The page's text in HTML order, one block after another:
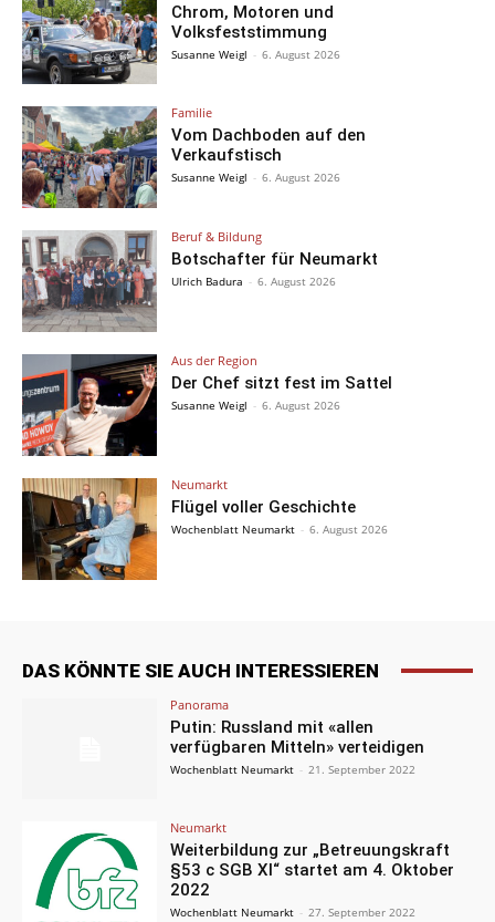
Chrom, Motoren und
Volksfeststimmung
Susanne Weigl - 6. August 2026
Familie
Vom Dachboden auf den
Verkaufstisch
Susanne Weigl - 6. August 2026
Beruf & Bildung
Botschafter für Neumarkt
Ulrich Badura - 6. August 2026
Aus der Region
Der Chef sitzt fest im Sattel
Susanne Weigl - 6. August 2026
Neumarkt
Flügel voller Geschichte
Wochenblatt Neumarkt - 6. August 2026
DAS KÖNNTE SIE AUCH INTERESSIEREN
Panorama
Putin: Russland mit «allen
verfügbaren Mitteln» verteidigen
Wochenblatt Neumarkt - 21. September 2022
Neumarkt
Weiterbildung zur „Betreuungskraft
§53 c SGB XI“ startet am 4. Oktober
2022
Wochenblatt Neumarkt - 27. September 2022